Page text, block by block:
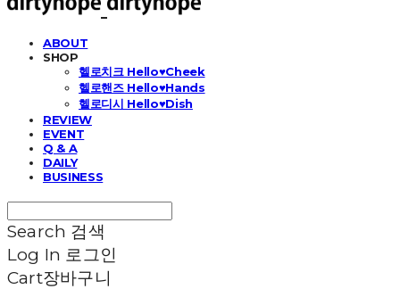
ABOUT
SHOP
헬로치크 Hello♥Cheek
헬로핸즈 Hello♥Hands
헬로디시 Hello♥Dish
REVIEW
EVENT
Q & A
DAILY
BUSINESS
Search 검색
Log In 로그인
Cart장바구니